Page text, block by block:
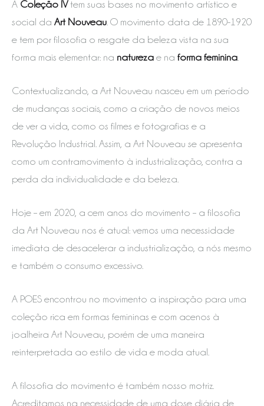
A Coleção IVtem suas bases no movimento artístico e
social da Art Nouveau . O movimento data de 1890-1920
e tem por filosofia o resgate da beleza vista na sua
forma mais elementar: na natureza e na forma feminina
Contextualizando, a Art Nouveau nasceu em um período
de mudanças sociais, como a criação de novos meios
de ver a vida, como os filmes e fotografias e a
Revolução Industrial. Assim, a Art Nouveau se apresenta
como um contramovimento à industrialização, contra a
perda da individualidade e da beleza.
Hoje – em 2020, a cem anos do movimento – a filosofia
da Art Nouveau nos é atual: vemos uma necessidade
imediata de desacelerar a industrialização, a nós mesmo
e também o consumo excessivo.
A POES encontrou no movimento a inspiração para uma
coleção rica em formas femininas e com acenos à
joalheira Art Nouveau, porém de uma maneira
reinterpretada ao estilo de vida e moda atual.
A filosofia do movimento é também nosso motriz.
Acreditamos na necessidade de uma dose diária de